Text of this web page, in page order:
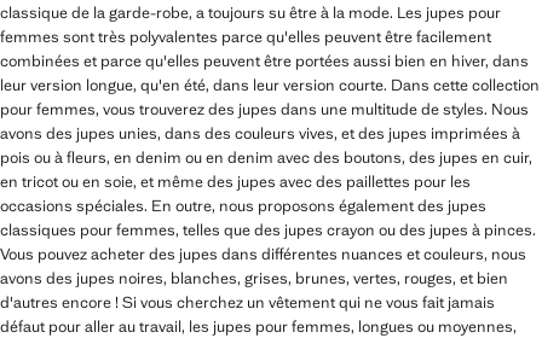
classique de la garde-robe, a toujours su être à la mode. Les jupes pour
femmes sont très polyvalentes parce qu'elles peuvent être facilement
combinées et parce qu'elles peuvent être portées aussi bien en hiver, dans
leur version longue, qu'en été, dans leur version courte. Dans cette collection
pour femmes, vous trouverez des jupes dans une multitude de styles. Nous
avons des jupes unies, dans des couleurs vives, et des jupes imprimées à
pois ou à fleurs, en denim ou en denim avec des boutons, des jupes en cuir,
en tricot ou en soie, et même des jupes avec des paillettes pour les
occasions spéciales. En outre, nous proposons également des jupes
classiques pour femmes, telles que des jupes crayon ou des jupes à pinces.
Vous pouvez acheter des jupes dans différentes nuances et couleurs, nous
avons des jupes noires, blanches, grises, brunes, vertes, rouges, et bien
d'autres encore ! Si vous cherchez un vêtement qui ne vous fait jamais
défaut pour aller au travail, les jupes pour femmes, longues ou moyennes,